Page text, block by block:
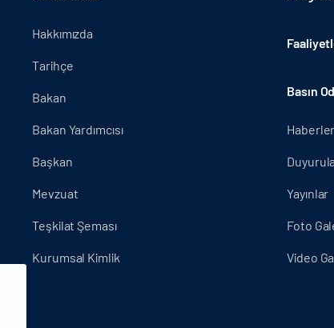
Hakkımızda
Tarihçe
Bakan
Bakan Yardımcısı
Başkan
Mevzuat
Teşkilat Şeması
Kurumsal Kimlik
Basın
Haberler
Yayınlar
Foto
Video